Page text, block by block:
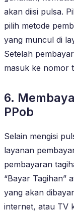
akan diisi pulsa.
pilih metode
yang muncul di
Setelah
masuk ke nomor
6.
PPob
Selain mengisi
layanan
pembayaran
“Bayar Tagihan”
yang akan
internet, atau TV